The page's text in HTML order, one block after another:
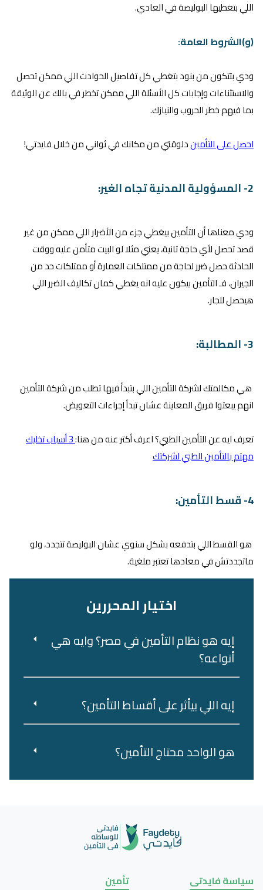
اللي بتغطيها البوليصة في العادي.
(و)الشروط العامة:
ودي بتتكون من بنود بتغطي كل تفاصيل الحوادث اللي ممكن تحصل
والاستثناءات وإجابات كل الأسئلة اللي ممكن تخطر في بالك عن الوثيقة
بما فيهم خطر الحروب والنيازك.
احصل على التأميندلوقتي من مكانك في ثواني من خلال فايدتي!
2- المسؤولية المدنية تجاه الغير:
ودي معناها أن التأمين بيغطي جزء من الأضرار اللي ممكن من غير
قصد تحصل لأي حاجة تانية، يعني مثلا لو البيت متأمن عليه ووقت
الحادثة حصل ضرر لحاجة من ممتلكات العمارة أو ممتلكات حد من
الجيران، فـ التأمين بيكون عليه انه يغطي كمان تكاليف الضرر اللي
هيحصل للجار.
3- المطالبة:
هي مكالمتك لشركة التأمين اللي بتبدأ فيها تطلب من شركة التأمين
انهم يبعتوا فريق المعاينة عشان تبدأ إجراءات التعويض.
تعرف ايه عن التأمين الطبي؟ اعرف أكتر عنه من هنا: 3 أسباب تخليك
مهتم بالتأمين الطبي لشركتك
4- قسط التأمين:
هو القسط اللي بتدفعه بشكل سنوي عشان البوليصة تتجدد، ولو
ماتجددتش في معادها تعتبر ملغية.
اختيار المحررين
إيه هو نظام التأمين في مصر؟ وايه هي
أنواعه؟
إيه اللي بيأثر على أقساط التأمين؟
هو‌ ‌الواحد‌ ‌محتاج‌ ‌التأمين؟‌ ‌
سياسة فايدتى
تأمين